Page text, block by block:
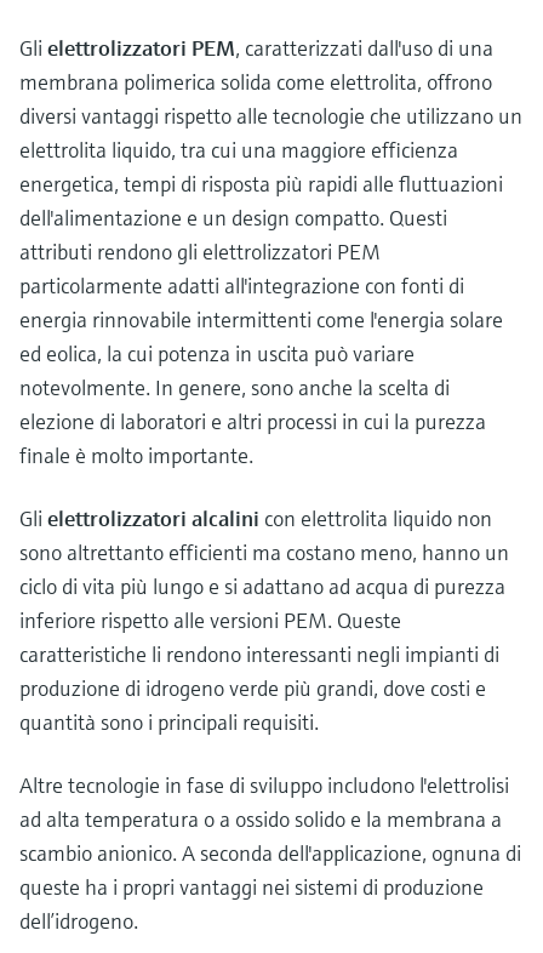
Gli elettrolizzatori PEM, caratterizzati dall'uso di una
membrana polimerica solida come elettrolita, offrono
diversi vantaggi rispetto alle tecnologie che utilizzano un
elettrolita liquido, tra cui una maggiore efficienza
energetica, tempi di risposta più rapidi alle fluttuazioni
dell'alimentazione e un design compatto. Questi
attributi rendono gli elettrolizzatori PEM
particolarmente adatti all'integrazione con fonti di
energia rinnovabile intermittenti come l'energia solare
ed eolica, la cui potenza in uscita può variare
notevolmente. In genere, sono anche la scelta di
elezione di laboratori e altri processi in cui la purezza
finale è molto importante.
Gli elettrolizzatori alcalini con elettrolita liquido non
sono altrettanto efficienti ma costano meno, hanno un
ciclo di vita più lungo e si adattano ad acqua di purezza
inferiore rispetto alle versioni PEM. Queste
caratteristiche li rendono interessanti negli impianti di
produzione di idrogeno verde più grandi, dove costi e
quantità sono i principali requisiti.
Altre tecnologie in fase di sviluppo includono l'elettrolisi
ad alta temperatura o a ossido solido e la membrana a
scambio anionico. A seconda dell'applicazione, ognuna di
queste ha i propri vantaggi nei sistemi di produzione
dell’idrogeno.